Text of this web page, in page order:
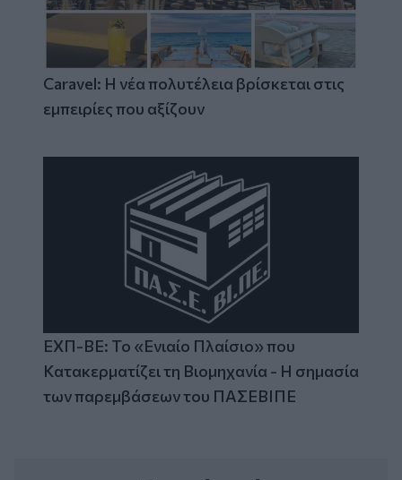
Caravel: Η νέα πολυτέλεια βρίσκεται στις
εμπειρίες που αξίζουν
ΕΧΠ-ΒΕ: Το «Ενιαίο Πλαίσιο» που
Κατακερματίζει τη Βιομηχανία - Η σημασία
των παρεμβάσεων του ΠΑΣΕΒΙΠΕ